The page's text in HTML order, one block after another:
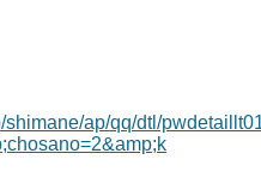
shimane/ap/qq/dtl/